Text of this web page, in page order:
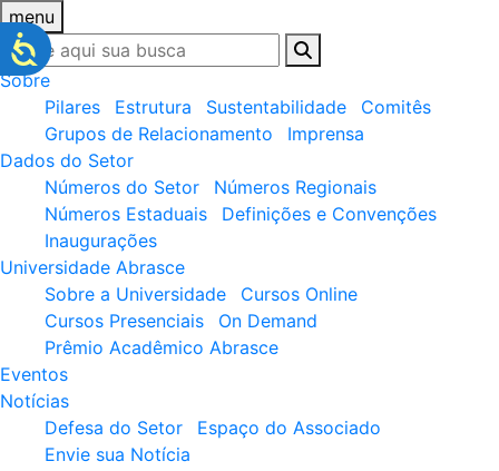
menu
Sobre
Pilares
Estrutura Sustentabilidade
Comitês
Grupos de Relacionamento
Imprensa
Dados do Setor
Números do Setor
Números Regionais
Números Estaduais
Definições e Convenções
Inaugurações
Universidade Abrasce
Sobre a Universidade
Cursos Online
Cursos Presenciais
On Demand
Prêmio Acadêmico Abrasce
Eventos
Notícias
Defesa do Setor
Espaço do Associado
Envie sua Notícia